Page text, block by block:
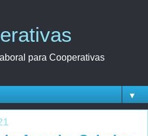
para Cooperativas
▼